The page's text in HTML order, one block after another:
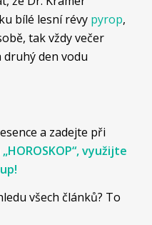
bílé lesní révy pyrop,
tak vždy večer
druhý den vodu
a zadejte při
využijte
všech článků? To